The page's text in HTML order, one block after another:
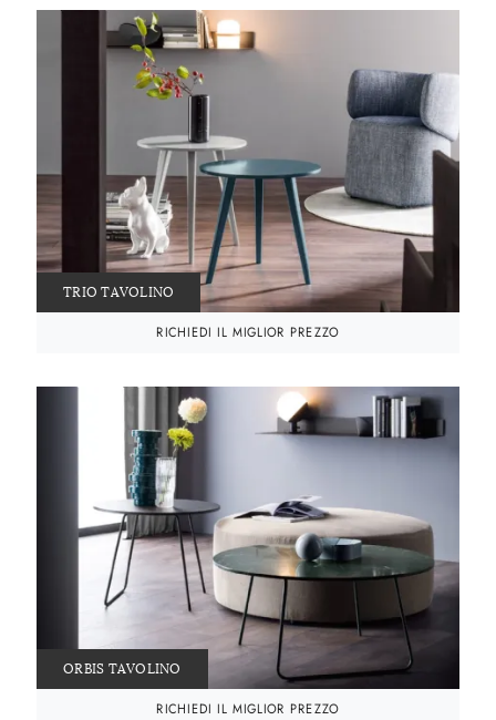
TRIO TAVOLINO
RICHIEDI IL MIGLIOR PREZZO
ORBIS TAVOLINO
RICHIEDI IL MIGLIOR PREZZO